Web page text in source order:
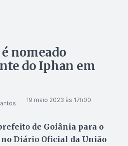
nomeado
do Iphan em
19 maio 2023 às 17h00
de Goiânia para o
Diário Oficial da União